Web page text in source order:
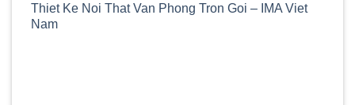
Thiet Ke Noi That Van Phong Tron Goi – IMA Viet
Nam